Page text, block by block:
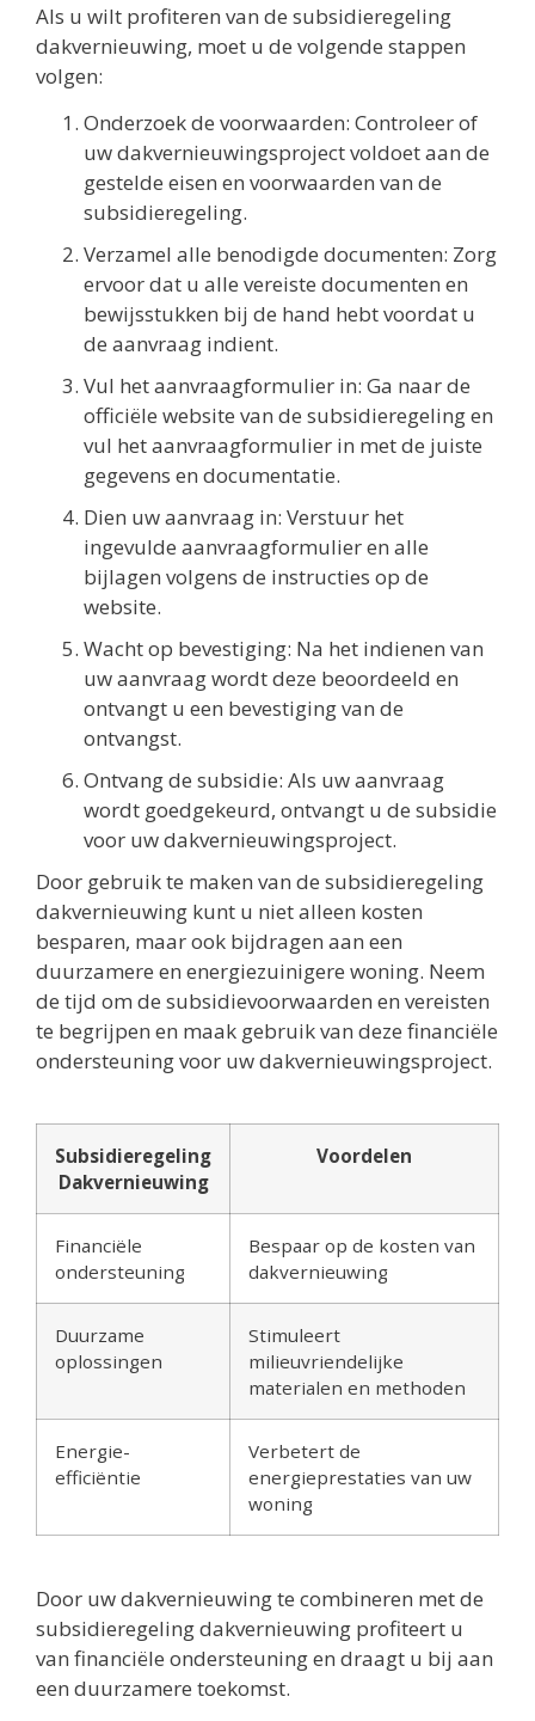
Als u wilt profiteren van de subsidieregeling
dakvernieuwing, moet u de volgende stappen
volgen:
Onderzoek de voorwaarden: Controleer of
uw dakvernieuwingsproject voldoet aan de
gestelde eisen en voorwaarden van de
subsidieregeling.
Verzamel alle benodigde documenten: Zorg
ervoor dat u alle vereiste documenten en
bewijsstukken bij de hand hebt voordat u
de aanvraag indient.
Vul het aanvraagformulier in: Ga naar de
officiële website van de subsidieregeling en
vul het aanvraagformulier in met de juiste
gegevens en documentatie.
Dien uw aanvraag in: Verstuur het
ingevulde aanvraagformulier en alle
bijlagen volgens de instructies op de
website.
Wacht op bevestiging: Na het indienen van
uw aanvraag wordt deze beoordeeld en
ontvangt u een bevestiging van de
ontvangst.
Ontvang de subsidie: Als uw aanvraag
wordt goedgekeurd, ontvangt u de subsidie
voor uw dakvernieuwingsproject.
Door gebruik te maken van de subsidieregeling
dakvernieuwing kunt u niet alleen kosten
besparen, maar ook bijdragen aan een
duurzamere en energiezuinigere woning. Neem
de tijd om de subsidievoorwaarden en vereisten
te begrijpen en maak gebruik van deze financiële
ondersteuning voor uw dakvernieuwingsproject.
Subsidieregeling
Dakvernieuwing
Voordelen
Financiële
ondersteuning
Bespaar op de kosten van
dakvernieuwing
Duurzame
oplossingen
Stimuleert
milieuvriendelijke
materialen en methoden
Energie-
efficiëntie
Verbetert de
energieprestaties van uw
woning
Door uw dakvernieuwing te combineren met de
subsidieregeling dakvernieuwing profiteert u
van financiële ondersteuning en draagt u bij aan
een duurzamere toekomst.